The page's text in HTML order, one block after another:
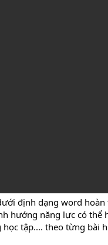
định dạng word
hướng năng lực có thể
tập.... theo từng bài